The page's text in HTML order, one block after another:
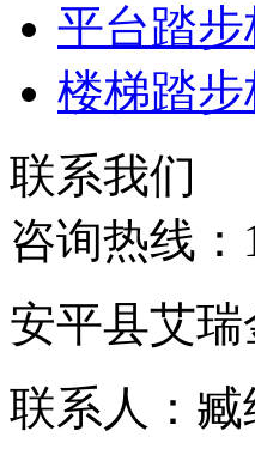
平台踏步
楼梯踏步
联系我们
咨询热线：
安平县艾
联系人：臧